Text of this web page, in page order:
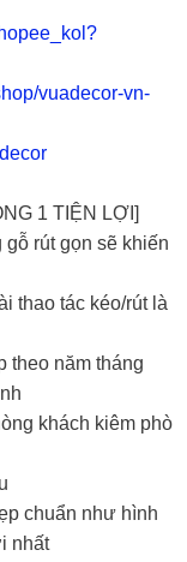
vuadecor-vn-
1 TIỆN LỢI]
rút gọn sẽ khiến
thao tác kéo/rút là
theo năm tháng
khách kiêm phò
chuẩn như hình
nhất